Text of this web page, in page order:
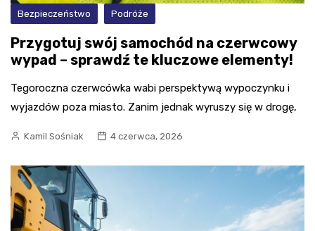
Bezpieczeństwo Podróże
Przygotuj swój samochód na czerwcowy
wypad – sprawdź te kluczowe elementy!
Tegoroczna czerwcówka wabi perspektywą wypoczynku i
wyjazdów poza miasto. Zanim jednak wyruszy się w drogę,
Kamil Sośniak 4 czerwca, 2026